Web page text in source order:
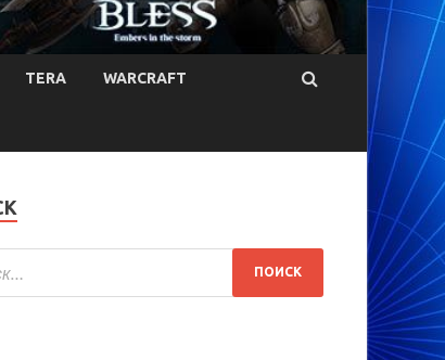
TERA WARCRAFT